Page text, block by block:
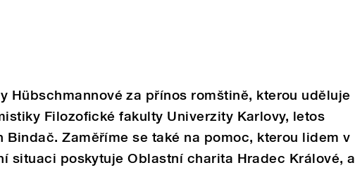
Hübschmannové za přínos romštině, kterou uděluje
Filozofické fakulty Univerzity Karlovy, letos
Bindač. Zaměříme se také na pomoc, kterou lidem v
situaci poskytuje Oblastní charita Hradec Králové, a